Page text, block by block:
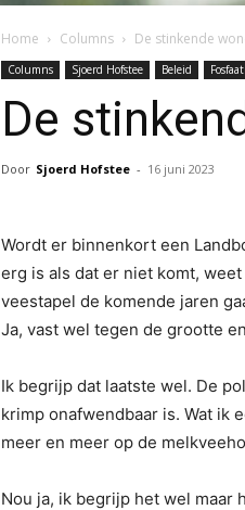
Home Columns De stinkende
Columns Sjoerd Hofstee Beleid
De
Door Sjoerd Hofstee - 16 juni 2023
Wordt er binnenkort een
erg is als dat er niet komt,
veestapel de komende jaren
Ja, vast wel tegen de grootte
Ik begrijp dat laatste wel. De
krimp onafwendbaar is. Wat ik
meer en meer op de
Nou ja, ik begrijp het wel maar